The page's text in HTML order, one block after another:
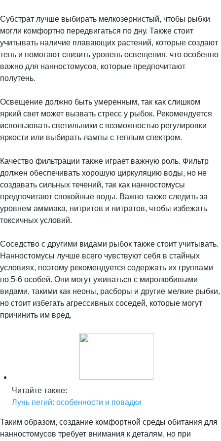
Субстрат лучше выбирать мелкозернистый, чтобы рыбки
могли комфортно передвигаться по дну. Также стоит
учитывать наличие плавающих растений, которые создают
тень и помогают снизить уровень освещения, что особенно
важно для нанностомусов, которые предпочитают
полутень.
Освещение должно быть умеренным, так как слишком
яркий свет может вызвать стресс у рыбок. Рекомендуется
использовать светильники с возможностью регулировки
яркости или выбирать лампы с теплым спектром.
Качество фильтрации также играет важную роль. Фильтр
должен обеспечивать хорошую циркуляцию воды, но не
создавать сильных течений, так как нанностомусы
предпочитают спокойные воды. Важно также следить за
уровнем аммиака, нитритов и нитратов, чтобы избежать
токсичных условий.
Соседство с другими видами рыбок также стоит учитывать.
Нанностомусы лучше всего чувствуют себя в стайных
условиях, поэтому рекомендуется содержать их группами
по 5-6 особей. Они могут уживаться с миролюбивыми
видами, такими как неоны, расборы и другие мелкие рыбки,
но стоит избегать агрессивных соседей, которые могут
причинить им вред.
Читайте также:
Лунь пегий: особенности и повадки
Таким образом, создание комфортной среды обитания для
нанностомусов требует внимания к деталям, но при